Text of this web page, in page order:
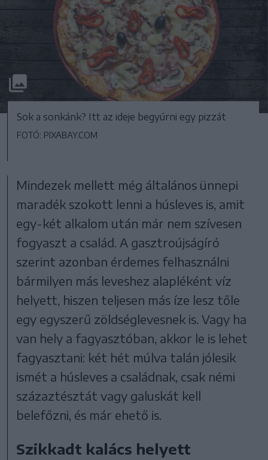
Sok a sonkánk? Itt az ideje begyúrni egy pizzát
FOTÓ: PIXABAY.COM
Mindezek mellett még általános ünnepi
maradék szokott lenni a húsleves is, amit
egy-két alkalom után már nem szívesen
fogyaszt a család. A gasztroújságíró
szerint azonban érdemes felhasználni
bármilyen más leveshez alapléként víz
helyett, hiszen teljesen más íze lesz tőle
egy egyszerű zöldséglevesnek is. Vagy ha
van hely a fagyasztóban, akkor le is lehet
fagyasztani: két hét múlva talán jólesik
ismét a húsleves a családnak, csak némi
százaztésztát vagy galuskát kell
belefőzni, és már ehető is.
Szikkadt kalács helyett